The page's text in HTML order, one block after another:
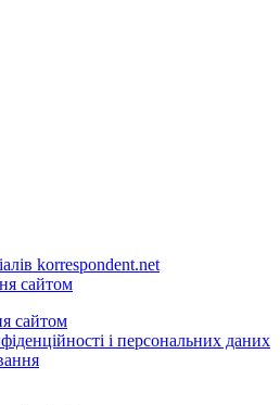
korrespondent.net
сайтом
сайтом
і персональних даних